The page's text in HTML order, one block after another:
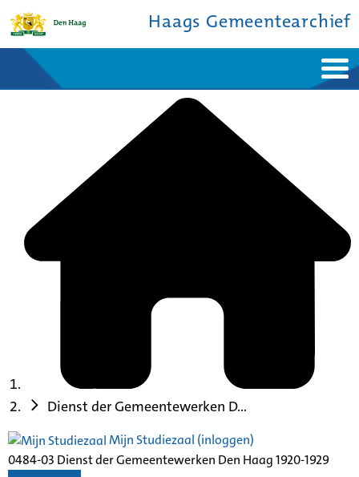
Haags Gemeentearchief
Bronnen en collecties
Dienst der Gemeentewerken D...
Mijn Studiezaal (inloggen)
0484-03 Dienst der Gemeentewerken Den Haag 1920-1929